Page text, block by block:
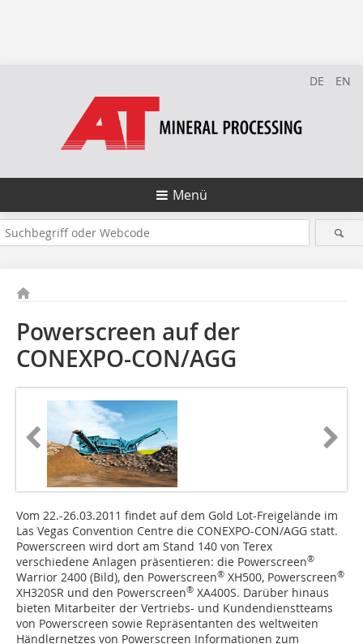
DE EN
Menü
Powerscreen auf der
CONEXPO-CON/AGG
Vom 22.-26.03.2011 findet auf dem Gold Lot-Frei­gelände im
Las Vegas Convention Centre die CONEXPO-CON/AGG statt.
Powerscreen wird dort am Stand 140 von Terex
verschiedene Anlagen präsentieren: die Powerscreen®
Warrior 2400 (Bild), den Power­screen® XH500, Power­screen®
XH320SR und den Powerscreen® XA400S. Darü­ber hinaus
bieten Mitarbeiter der Vertriebs- und Kundendienstteams
von Powerscreen sowie Reprä­sen­tanten des weltweiten
Händlernetzes von Powerscreen In­formationen zum